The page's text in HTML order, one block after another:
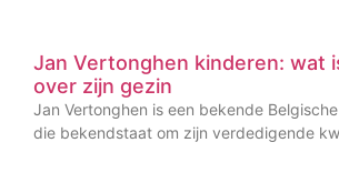
Jan Vertonghen kinderen: wat
over zijn gezin
Jan Vertonghen is een bekende
die bekendstaat om zijn verdedigende